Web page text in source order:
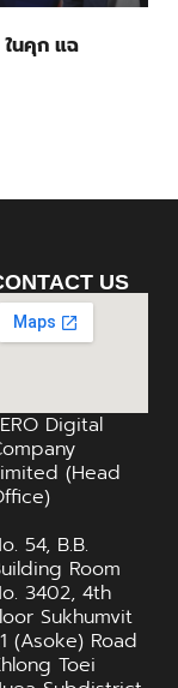
ในคุก แฉ
US
Digital
(Head
54, B.B.
Room
3402, 4th
Sukhumvit
(Asoke) Road
Toei